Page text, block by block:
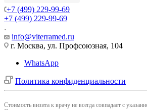
+7 (499) 229-99-69
+7 (499) 229-99-69
info@viterramed.ru
г. Москва, ул. Профсоюзная, 104
WhatsApp
Политика конфиденциальности
Cтоимость визита к врачу не всегда совпадает с